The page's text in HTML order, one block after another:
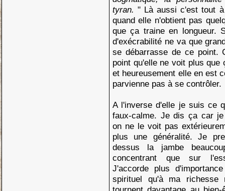
tyran." Là aussi c'est tout
quand elle n'obtient pas
que ça traine en longueur.
d'exécrabilité ne va que
se débarrasse de ce point.
point qu'elle ne voit plus que
et heureusement elle en est
parvienne pas à se contrôler.
A l'inverse d'elle je suis ce
faux-calme. Je dis ça car
on ne le voit pas
plus une généralité. Je
dessus la jambe
concentrant que sur
J'accorde plus
spirituel qu'à ma richesse